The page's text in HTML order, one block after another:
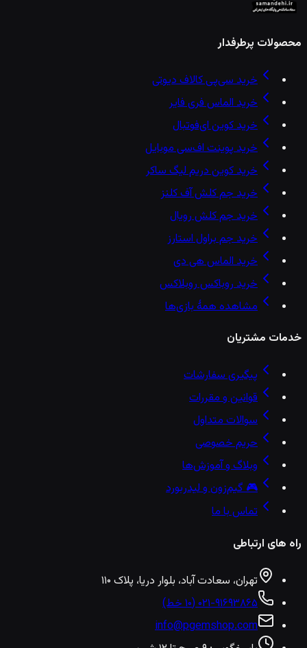
محصولات پرطرفدار
خرید سی‌پی کالاف دیوتی
خرید الماس فری فایر
خرید کوین ای‌فوتبال
خرید پوینت اف‌سی موبایل
خرید کوین دریم لیگ ساکر
خرید جم کلش آف کلنز
خرید جم کلش رویال
خرید جم براول استارز
خرید الماس هی دی
خرید روباکس روبلاکس
مشاهده همهٔ بازی‌ها
خدمات مشتریان
پیگیری سفارشات
قوانین و مقررات
سوالات متداول
حریم خصوصی
وبلاگ و آموزش‌ها
🎮 گیم‌زون و لیدربورد
تماس با ما
راه های ارتباطی
تهران، سعادت آباد، بلوار دریا، پلاک ۱۱۰
۰۲۱-۹۱۶۹۳۸۶۵ (۱۰ خط)
info@pgemshop.com